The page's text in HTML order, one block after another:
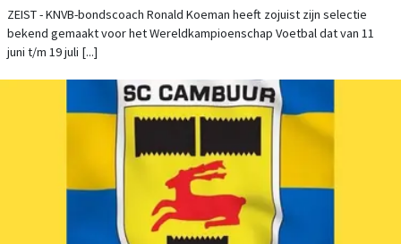
ZEIST - KNVB-bondscoach Ronald Koeman heeft zojuist zijn selectie
bekend gemaakt voor het Wereldkampioenschap Voetbal dat van 11
juni t/m 19 juli [...]